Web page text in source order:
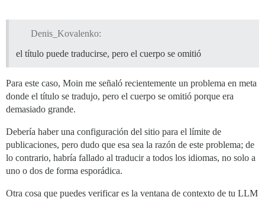
Denis_Kovalenko:
el título puede traducirse, pero el cuerpo se omitió
Para este caso, Moin me señaló recientemente un problema en meta
donde el título se tradujo, pero el cuerpo se omitió porque era
demasiado grande.
Debería haber una configuración del sitio para el límite de
publicaciones, pero dudo que esa sea la razón de este problema; de
lo contrario, habría fallado al traducir a todos los idiomas, no solo a
uno o dos de forma esporádica.
Otra cosa que puedes verificar es la ventana de contexto de tu LLM